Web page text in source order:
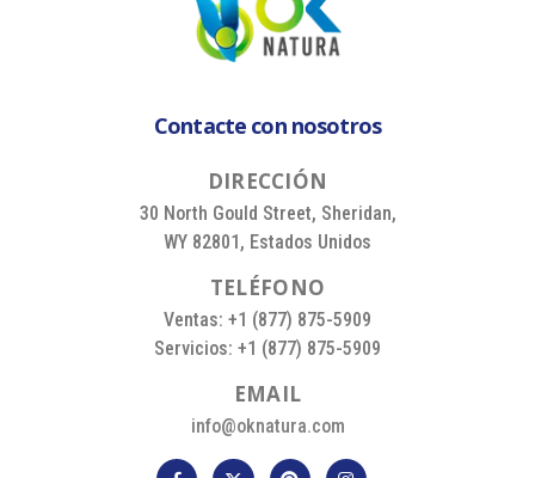
Contacte con nosotros
DIRECCIÓN
30 North Gould Street, Sheridan,
WY 82801, Estados Unidos
TELÉFONO
Ventas: +1 (877) 875-5909
Servicios: +1 (877) 875-5909
EMAIL
info@oknatura.com